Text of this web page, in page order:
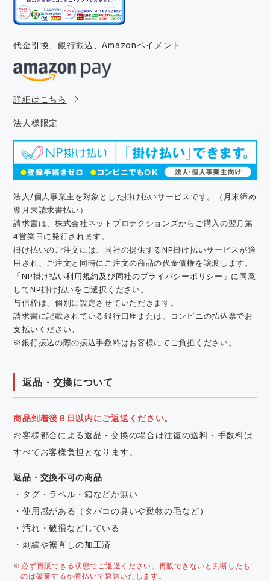
代金引換、銀行振込、Amazonペイメント
詳細はこちら
法人様限定
法人/個人事業主を対象とした掛け払いサービスです。（月末締め
翌月末請求書払い）
請求書は、株式会社ネットプロテクションズからご購入の翌月第
4営業日に発行されます。
掛け払いのご注文には、同社の提供するNP掛け払いサービスが適
用され、ご注文と同時にご注文の商品の代金債権を譲渡します。
「NP掛け払い利用規約及び同社のプライバシーポリシー 」に同意
してNP掛け払いをご選択ください。
与信枠は、個別に設定させていただきます。
請求書に記載されている銀行口座または、コンビニの払込票でお
支払いください。
※銀行振込の際の振込手数料はお客様にてご負担ください。
返品・交換について
商品到着後８日以内にご返送ください。
お客様都合による返品・交換の場合は往復の送料・手数料は
すべてお客様負担となります。
返品・交換不可の商品
・タグ・ラベル・箱などが無い
・使用感がある（タバコの臭いや動物の毛など）
・汚れ・破損などしている
・刺繍や裾直しの加工済
※必ず再販できる状態でご返送ください。再販できないと判断したも
のは破棄するか着払いで返送いたします。